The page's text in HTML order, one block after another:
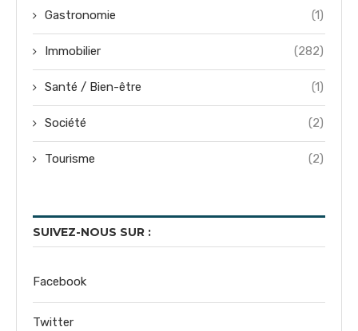
Gastronomie (1)
Immobilier (282)
Santé / Bien-être (1)
Société (2)
Tourisme (2)
SUIVEZ-NOUS SUR :
Facebook
Twitter